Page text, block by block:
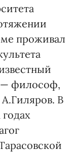
проживал
— философ,
В